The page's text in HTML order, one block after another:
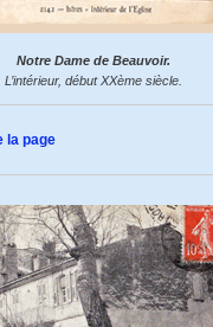
Notre Dame de Beauvoir.
L’intérieur, début XXème siècle.
la page